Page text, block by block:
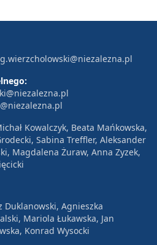
g.wierzcholowski@niezalezna.pl
Kowalczyk, Beata Mańkowska,
Sabina Treffler, Aleksander
Magdalena Żuraw, Anna Zyzek,
Duklanowski, Agnieszka
Mariola Łukawska, Jan
Konrad Wysocki